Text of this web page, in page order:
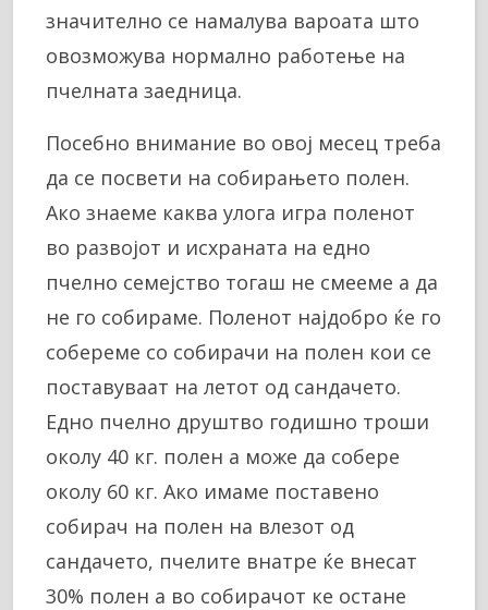
значително се намалува вароата што
овозможува нормално работење на
пчелната заедница.
Посебно внимание во овој месец треба
да се посвети на собирањето полен.
Ако знаеме каква улога игра поленот
во развојот и исхраната на едно
пчелно семејство тогаш не смееме а да
не го собираме. Поленот најдобро ќе го
собереме со собирачи на полен кои се
поставуваат на летот од сандачето.
Едно пчелно друштво годишно троши
околу 40 кг. полен а може да собере
околу 60 кг. Ако имаме поставено
собирач на полен на влезот од
сандачето, пчелите внатре ќе внесат
30% полен а во собирачот ке остане